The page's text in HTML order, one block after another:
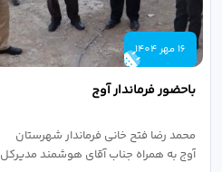
16 مهر 1404
باحضور فرماندار آوج
محمد رضا فتح خانی فرماندار شهرستان
آوج به همراه جناب آقای هوشمند مدیرکل